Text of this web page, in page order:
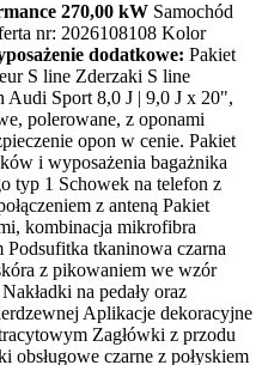
270,00 kW Samochód
nr: 2026108108 Kolor
dodatkowe: Pakiet
S line Zderzaki S line
Audi Sport 8,0 J | 9,0 J x 20",
polerowane, z oponami
opon w cenie. Pakiet
i wyposażenia bagażnika
typ 1 Schowek na telefon z
z anteną Pakiet
kombinacja mikrofibra
tkaninowa czarna
z pikowaniem we wzór
na pedały oraz
Aplikacje dekoracyjne
Zagłówki z przodu
obsługowe czarne z połyskiem